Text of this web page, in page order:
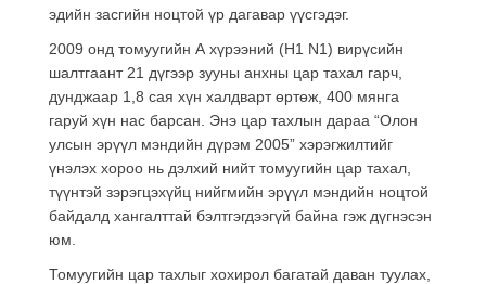
эдийн засгийн ноцтой үр дагавар үүсгэдэг.
2009 онд томуугийн А хүрээний (Н1 N1) вирүсийн
шалтгаант 21 дүгээр зууны анхны цар тахал гарч,
дунджаар 1,8 сая хүн халдварт өртөж, 400 мянга
гаруй хүн нас барсан. Энэ цар тахлын дараа “Олон
улсын эрүүл мэндийн дүрэм 2005” хэрэгжилтийг
үнэлэх хороо нь дэлхий нийт томуугийн цар тахал,
түүнтэй зэрэгцэхүйц нийгмийн эрүүл мэндийн ноцтой
байдалд хангалттай бэлтгэгдээгүй байна гэж дүгнэсэн
юм.
Томуугийн цар тахлыг хохирол багатай даван туулах,